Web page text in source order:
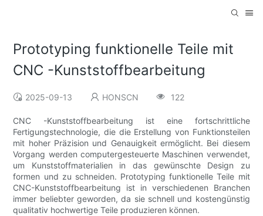
Prototyping funktionelle Teile mit
CNC -Kunststoffbearbeitung
2025-09-13 HONSCN 122
CNC -Kunststoffbearbeitung ist eine fortschrittliche
Fertigungstechnologie, die die Erstellung von Funktionsteilen
mit hoher Präzision und Genauigkeit ermöglicht. Bei diesem
Vorgang werden computergesteuerte Maschinen verwendet,
um Kunststoffmaterialien in das gewünschte Design zu
formen und zu schneiden. Prototyping funktionelle Teile mit
CNC-Kunststoffbearbeitung ist in verschiedenen Branchen
immer beliebter geworden, da sie schnell und kostengünstig
qualitativ hochwertige Teile produzieren können.